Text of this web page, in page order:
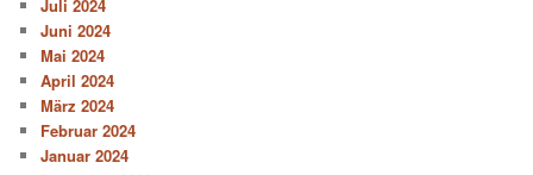
Juli 2024
Juni 2024
Mai 2024
April 2024
März 2024
Februar 2024
Januar 2024